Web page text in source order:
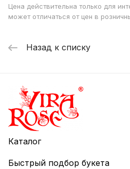
Цена действительна только для
может отличаться от цен в
Назад к списку
Каталог
Быстрый подбор букета